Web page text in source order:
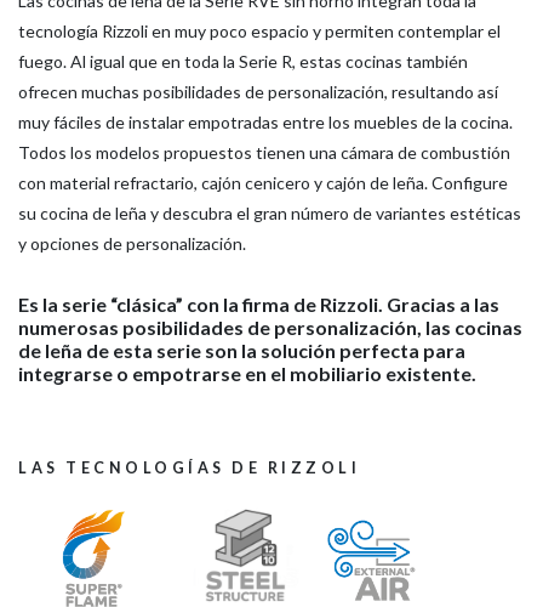
tecnología Rizzoli en muy poco espacio y permiten contemplar el
fuego. Al igual que en toda la Serie R, estas cocinas también
ofrecen muchas posibilidades de personalización, resultando así
muy fáciles de instalar empotradas entre los muebles de la cocina.
Todos los modelos propuestos tienen una cámara de combustión
con material refractario, cajón cenicero y cajón de leña. Configure
su cocina de leña y descubra el gran número de variantes estéticas
y opciones de personalización.
Es la serie “clásica” con la firma de Rizzoli. Gracias a las
numerosas posibilidades de personalización, las cocinas
de leña de esta serie son la solución perfecta para
integrarse o empotrarse en el mobiliario existente.
LAS TECNOLOGÍAS DE RIZZOLI